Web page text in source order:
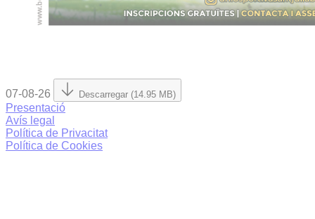
07-08-26 Descarregar (14.95 MB)
Presentació
Avís legal
Política de Privacitat
Política de Cookies